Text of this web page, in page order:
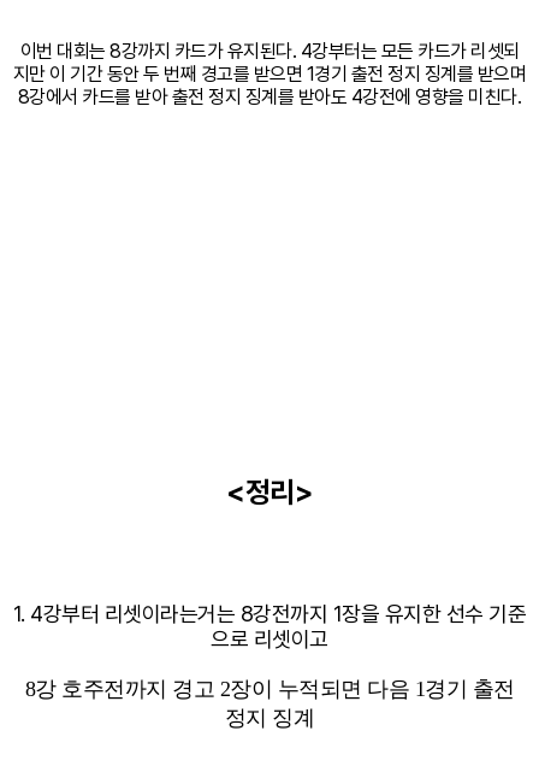
이번 대회는 8강까지 카드가 유지된다. 4강부터는 모든 카드가 리셋되
지만 이 기간 동안 두 번째 경고를 받으면 1경기 출전 정지 징계를 받으며
8강에서 카드를 받아 출전 정지 징계를 받아도 4강전에 영향을 미친다.
<정리>
1. 4강부터 리셋이라는거는 8강전까지 1장을 유지한 선수 기준
으로 리셋이고
8강 호주전까지 경고 2장이 누적되면 다음 1경기 출전
정지 징계